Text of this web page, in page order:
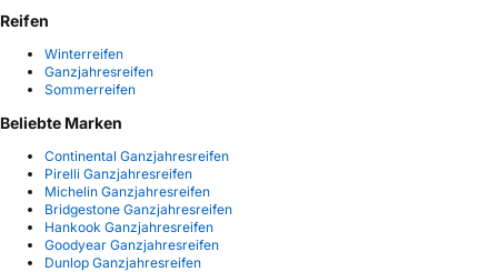
Reifen
Winterreifen
Ganzjahresreifen
Sommerreifen
Beliebte Marken
Continental Ganzjahresreifen
Pirelli Ganzjahresreifen
Michelin Ganzjahresreifen
Bridgestone Ganzjahresreifen
Hankook Ganzjahresreifen
Goodyear Ganzjahresreifen
Dunlop Ganzjahresreifen